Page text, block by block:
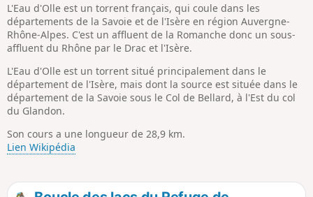
L'Eau d'Olle est un torrent français, qui coule dans les
départements de la Savoie et de l'Isère en région Auvergne-
Rhône-Alpes. C'est un affluent de la Romanche donc un sous-
affluent du Rhône par le Drac et l'Isère.
L'Eau d'Olle est un torrent situé principalement dans le
département de l'Isère, mais dont la source est située dans le
département de la Savoie sous le Col de Bellard, à l'Est du col
du Glandon.
Son cours a une longueur de 28,9 km.
Lien Wikipédia